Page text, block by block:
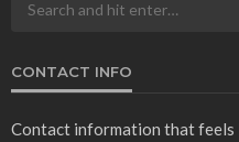
CONTACT INFO
Contact information that feels